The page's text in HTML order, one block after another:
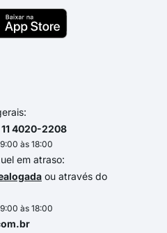
4020-2208
às 18:00
em atraso:
ou através do
às 18:00